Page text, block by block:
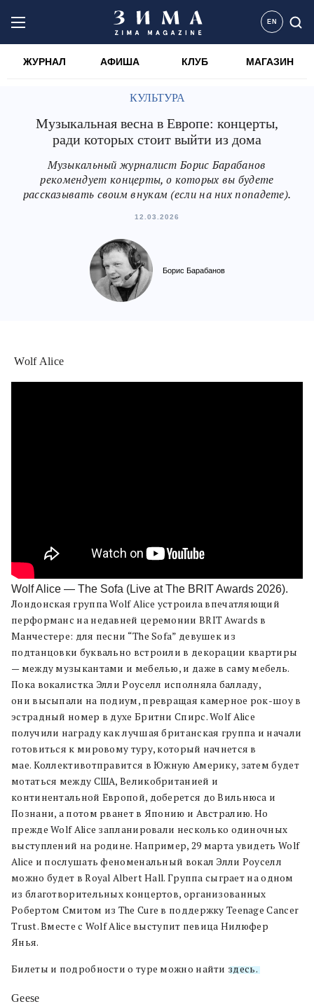
EN
ЖУРНАЛ АФИША КЛУБ МАГАЗИН
КУЛЬТУРА
Музыкальная весна в Европе: концерты,
ради которых стоит выйти из дома
Музыкальный журналист Борис Барабанов
рекомендует концерты, о которых вы будете
рассказывать своим внукам (если на них попадете).
12.03.2026
Борис Барабанов
Wolf Alice
Wolf Alice — The Sofa (Live at The BRIT Awards 2026).
Лондонская группа Wolf Alice устроила впечатляющий
перформанс на недавней церемонии BRIT Awards в
Манчестере: для песни “The Sofa” девушек из
подтанцовки буквально встроили в декорации квартиры
— между музыкантами и мебелью, и даже в саму мебель.
Пока вокалистка Элли Роуселл исполняла балладу,
они высыпали на подиум, превращая камерное рок-шоу в
эстрадный номер в духе Бритни Спирс. Wolf Alice
получили награду как лучшая британская группа и начали
готовиться к мировому туру, который начнется в
мае. Коллективотправится в Южную Америку, затем будет
мотаться между США, Великобританией и
континентальной Европой, доберется до Вильнюса и
Познани, а потом рванет в Японию и Австралию. Но
прежде Wolf Alice запланировали несколько одиночных
выступлений на родине. Например, 29 марта увидеть Wolf
Alice и послушать феноменальный вокал Элли Роуселл
можно будет в Royal Albert Hall. Группа сыграет на одном
из благотворительных концертов, организованных
Робертом Смитом из The Cure в поддержку Teenage Cancer
Trust. Вместе с Wolf Alice выступит певица Нилюфер
Янья.
Билеты и подробности о туре можно найти здесь.
Geese